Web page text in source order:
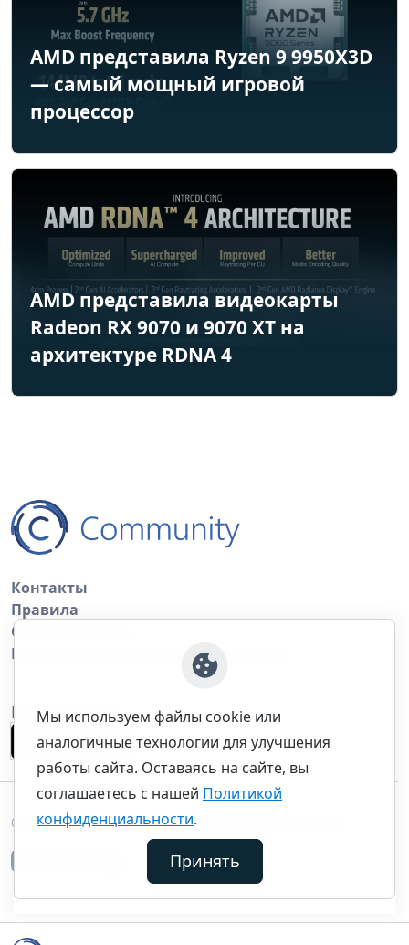
AMD представила Ryzen 9 9950X3D
— самый мощный игровой
процессор
AMD представила видеокарты
Radeon RX 9070 и 9070 XT на
архитектуре RDNA 4
Контакты
Правила
Обратная связь
Правила копирования материалов
Приложение
©thecommunity.ru 2026. Все права защищены.
Мы используем файлы cookie или
аналогичные технологии для улучшения
работы сайта. Оставаясь на сайте, вы
соглашаетесь с нашей Политикой
конфиденциальности.
Принять